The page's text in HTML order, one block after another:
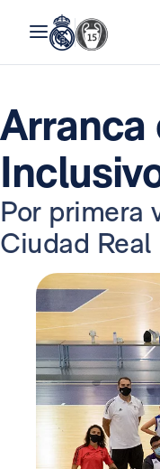
Arranca
Por primera
Ciudad Real